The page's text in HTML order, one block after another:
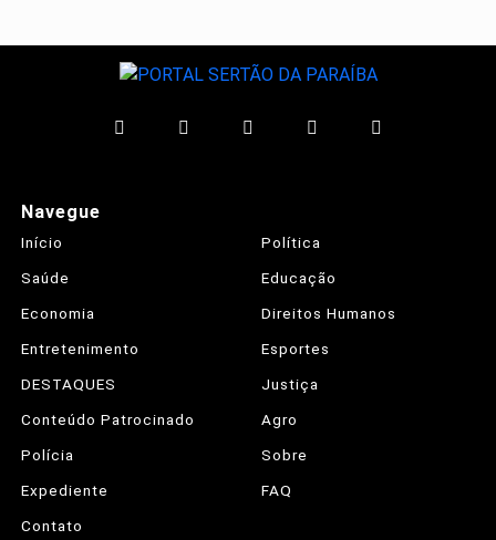
Navegue
Início
Política
Saúde
Educação
Economia
Direitos Humanos
Entretenimento
Esportes
DESTAQUES
Justiça
Conteúdo Patrocinado
Agro
Polícia
Sobre
Expediente
FAQ
Contato